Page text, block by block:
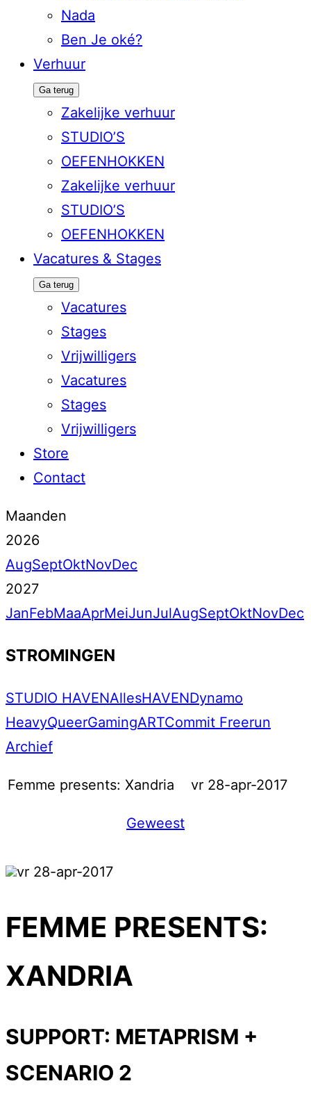
Nada
Ben Je oké?
Verhuur
Ga terug
Zakelijke verhuur
STUDIO’S
OEFENHOKKEN
Zakelijke verhuur
STUDIO’S
OEFENHOKKEN
Vacatures & Stages
Ga terug
Vacatures
Stages
Vrijwilligers
Vacatures
Stages
Vrijwilligers
Store
Contact
Maanden
2026
AugSeptOktNovDec
2027
JanFebMaaAprMeiJunJulAugSeptOktNovDec
STROMINGEN
STUDIO HAVENAllesHAVENDynamo
HeavyQueerGamingARTCommit Freerun
Archief
Femme presents: Xandria vr 28-apr-2017
Geweest
vr 28-apr-2017
FEMME PRESENTS:
XANDRIA
SUPPORT: METAPRISM +
SCENARIO 2